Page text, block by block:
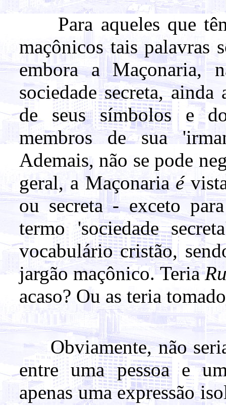
Para aqueles que
maçônicos tais palavras
embora a Maçonaria,
sociedade secreta,
de seus símbolos e
membros de sua
Ademais, não se pode
geral, a Maçonaria é
ou secreta - exceto
termo 'sociedade
vocabulário cristão,
jargão maçônico. Teria
acaso? Ou as teria
Obviamente, não
entre uma pessoa e
apenas uma expressão